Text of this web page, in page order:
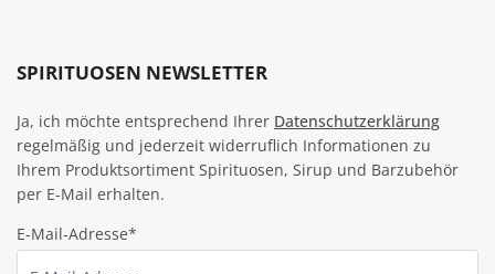
SPIRITUOSEN NEWSLETTER
Ja, ich möchte entsprechend Ihrer Datenschutzerklärung
regelmäßig und jederzeit widerruflich Informationen zu
Ihrem Produktsortiment Spirituosen, Sirup und Barzubehör
per E-Mail erhalten.
E-Mail-Adresse*